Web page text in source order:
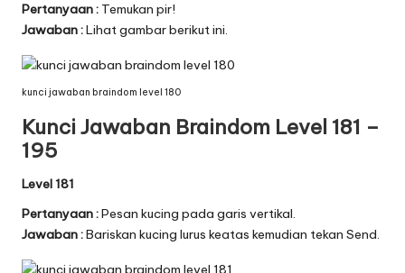
Pertanyaan : Temukan pir!
Jawaban :Lihat gambar berikut ini.
kunci jawaban braindom level 180
Kunci Jawaban Braindom Level 181 –
195
Level 181
Pertanyaan :Pesan kucing pada garis vertikal.
Jawaban :Bariskan kucing lurus keatas kemudian tekan Send.